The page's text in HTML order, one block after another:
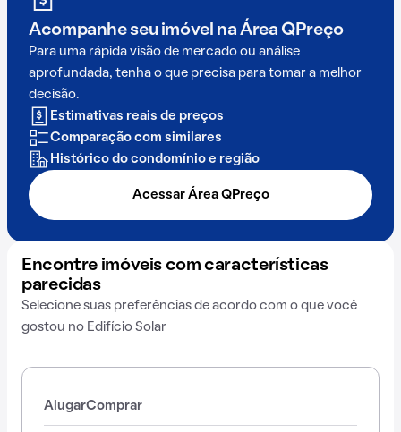
Acompanhe seu imóvel na Área QPreço
Para uma rápida visão de mercado ou análise
aprofundada, tenha o que precisa para tomar a melhor
decisão.
Estimativas reais de preços
Comparação com similares
Histórico do condomínio e região
Acessar Área QPreço
Encontre imóveis com características
parecidas
Selecione suas preferências de acordo com o que você
gostou no Edifício Solar
AlugarComprar